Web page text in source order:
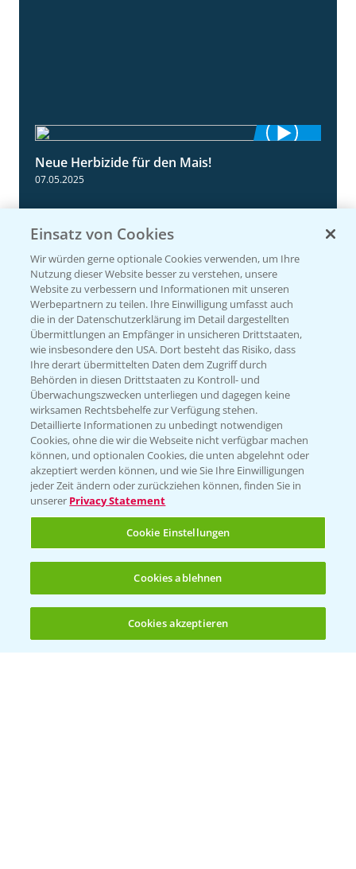
Neue Herbizide für den Mais!
07.05.2025
NEU: Herbizidmaßnahme im Mais mit
MaisTer Power Flexx
06.05.2025
1:45
Herbizidstrategie Einmalbehandlung im
Mais
(noch 4)
Einsatz von Cookies
Wir würden gerne optionale Cookies verwenden, um Ihre
Nutzung dieser Website besser zu verstehen, unsere
Website zu verbessern und Informationen mit unseren
Werbepartnern zu teilen. Ihre Einwilligung umfasst auch
die in der Datenschutzerklärung im Detail dargestellten
Übermittlungen an Empfänger in unsicheren Drittstaaten,
wie insbesondere den USA. Dort besteht das Risiko, dass
Ihre derart übermittelten Daten dem Zugriff durch
Behörden in diesen Drittstaaten zu Kontroll- und
Überwachungszwecken unterliegen und dagegen keine
wirksamen Rechtsbehelfe zur Verfügung stehen.
Detaillierte Informationen zu unbedingt notwendigen
Cookies, ohne die wir die Webseite nicht verfügbar machen
können, und optionalen Cookies, die unten abgelehnt oder
akzeptiert werden können, und wie Sie Ihre Einwilligungen
jeder Zeit ändern oder zurückziehen können, finden Sie in
unserer Privacy Statement
Cookie Einstellungen
Cookies ablehnen
Cookies akzeptieren